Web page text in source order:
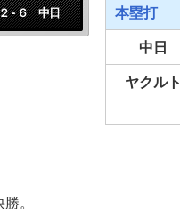
- ６ 中日
本塁打
中日
ヤクルト
。